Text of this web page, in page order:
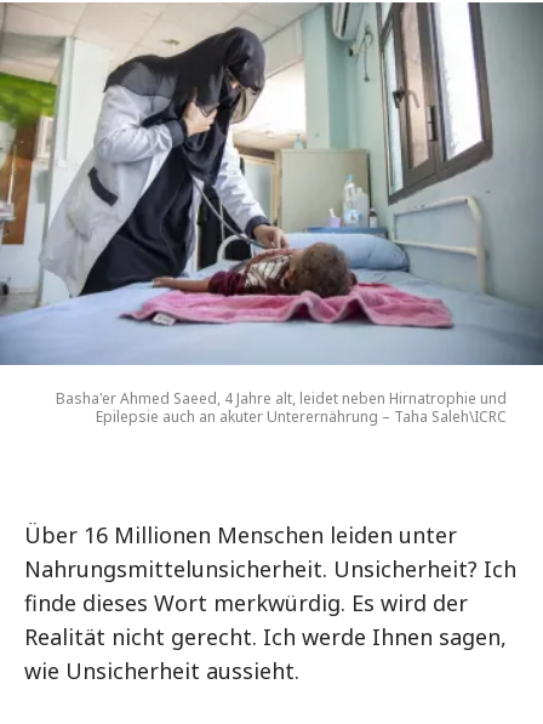
Basha'er Ahmed Saeed, 4 Jahre alt, leidet neben Hirnatrophie und
Epilepsie auch an akuter Unterernährung – Taha Saleh\ICRC
Über 16 Millionen Menschen leiden unter
Nahrungsmittelunsicherheit. Unsicherheit? Ich
finde dieses Wort merkwürdig. Es wird der
Realität nicht gerecht. Ich werde Ihnen sagen,
wie Unsicherheit aussieht.